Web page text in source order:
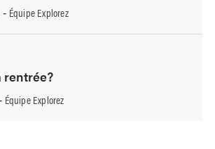
- Équipe Explorez
rentrée?
Équipe Explorez